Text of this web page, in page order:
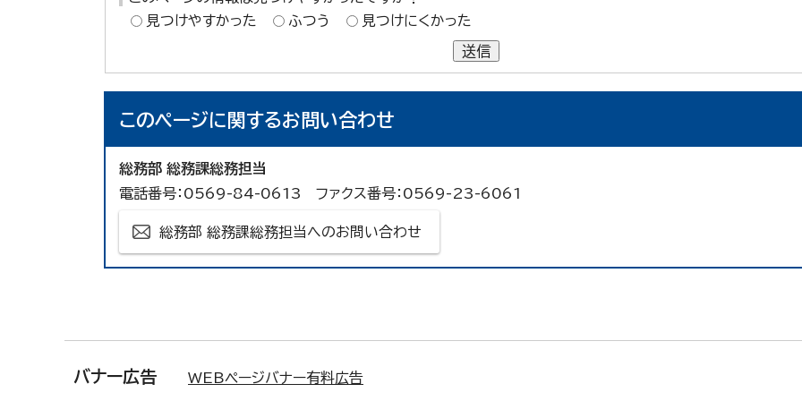
見つけやすかった
ふつう 見つけにくかった
送信
このページに関するお問い合わせ
総務部 総務課総務担当
電話番号：0569-84-0613 ファクス番号：0569-23-6061
総務部 総務課総務担当へのお問い合わせ
バナー広告 WEBページバナー有料広告